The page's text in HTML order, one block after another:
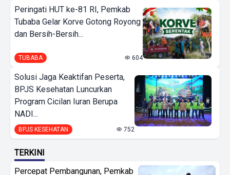
Peringati HUT ke-81 RI, Pemkab
Tubaba Gelar Korve Gotong Royong
dan Bersih-Bersih...
TUBABA 604
Solusi Jaga Keaktifan Peserta,
BPJS Kesehatan Luncurkan
Program Cicilan Iuran Berupa
NADI...
BPJS KESEHATAN 752
TERKINI
Percepat Pembangunan, Pemkab